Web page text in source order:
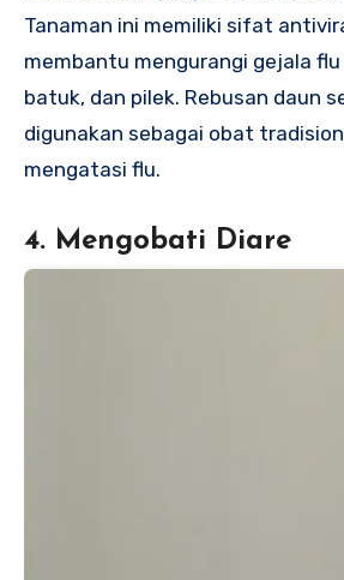
Tanaman ini memiliki sifat
membantu mengurangi gejala
batuk, dan pilek. Rebusan daun
digunakan sebagai obat
mengatasi flu.
4. Mengobati Diare